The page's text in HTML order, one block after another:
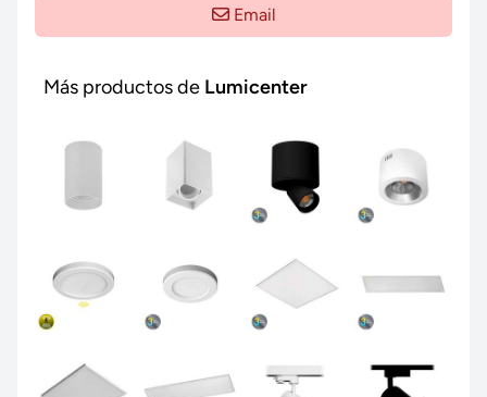
Email
Más productos de Lumicenter